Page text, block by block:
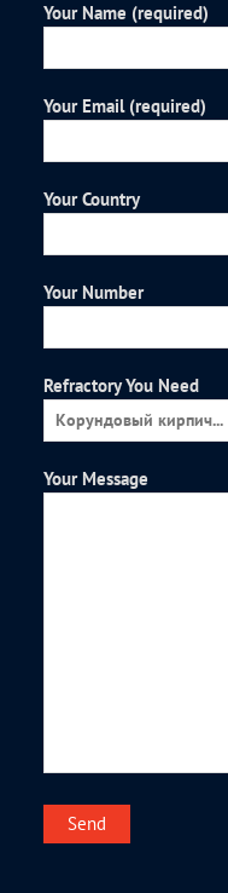
Your Name (required)
Your Email (required)
Your Country
Your Number
Refractory You Need
Your Message